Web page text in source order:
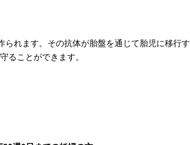
れます。その抗体が胎盤を通じて胎児に移行す
ることができます。